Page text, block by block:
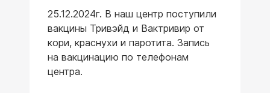
25.12.2024г. В наш центр поступили
вакцины Тривэйд и Вактривир от
кори, краснухи и паротита. Запись
на вакцинацию по телефонам
центра.